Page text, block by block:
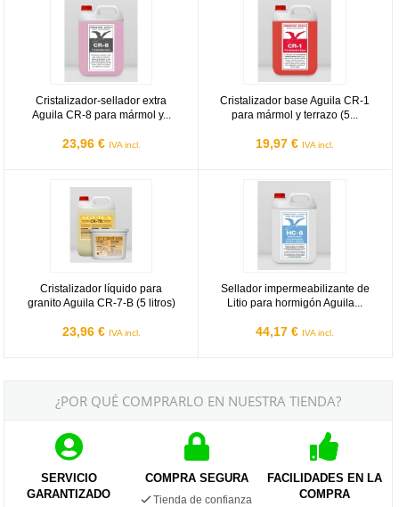
Cristalizador-sellador extra
Aguila CR-8 para mármol y...
23,96 € IVA incl.
Cristalizador base Aguila CR-1
para mármol y terrazo (5...
19,97 € IVA incl.
Cristalizador líquido para
granito Aguila CR-7-B (5 litros)
23,96 € IVA incl.
Sellador impermeabilizante de
Litio para hormigón Aguila...
44,17 € IVA incl.
Abrasivos Aguila HC-6
¿POR QUÉ COMPRARLO EN NUESTRA TIENDA?
SERVICIO
GARANTIZADO
COMPRA SEGURA
Tienda de confianza
FACILIDADES EN LA
COMPRA